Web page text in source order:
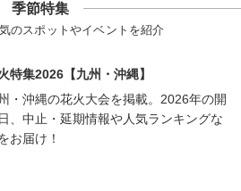
季節特集
のスポットやイベントを紹介
特集2026【九州・沖縄】
・沖縄の花火大会を掲載。2026年の開
、中止・延期情報や人気ランキングな
お届け！